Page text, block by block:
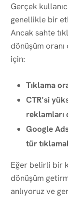
Gerçek
genellikle bir
Ancak sahte
dönüşüm
için:
Tıklama
CTR’si
reklamları
Google
tür
Eğer belirli bir
dönüşüm
anlıyoruz ve